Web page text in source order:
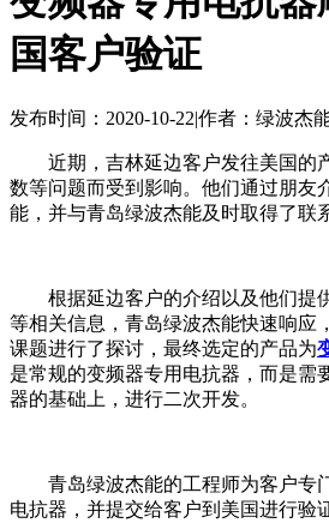
国客户验证
发布时间：2020-10-22|作者：绿波杰
近期，吉林延边客户发往美国的
数等问题而受到影响。他们通过朋友
能，并与青岛绿波杰能及时取得了联
根据延边客户的介绍以及他们提
等相关信息，青岛绿波杰能快速响应
课题进行了探讨，最终选定的产品为
是常规的变频器专用电抗器，而是需
器的基础上，进行二次开发。
青岛绿波杰能的工程师为客户专
电抗器，并提交给客户到美国进行验